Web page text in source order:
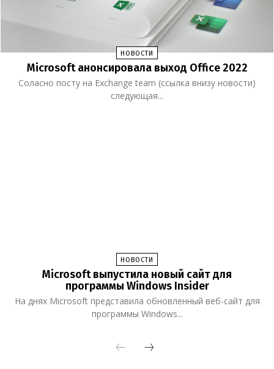
НОВОСТИ
Microsoft анонсировала выход Office 2022
Соласно посту на Exchange team (ссылка внизу новости)
следующая...
НОВОСТИ
Microsoft выпустила новый сайт для
программы Windows Insider
На днях Microsoft представила обновленный веб-сайт для
программы Windows...